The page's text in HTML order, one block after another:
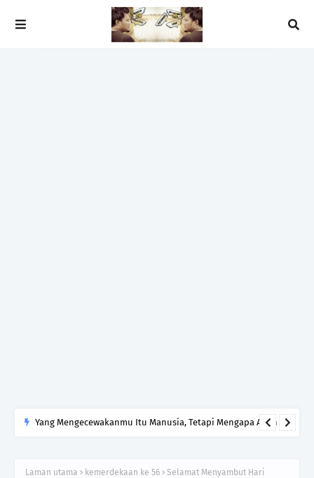
Yang Mengecewakanmu Itu Manusia, Tetapi Mengapa Allah
Laman utama kemerdekaan ke 56
Selamat Menyambut Hari